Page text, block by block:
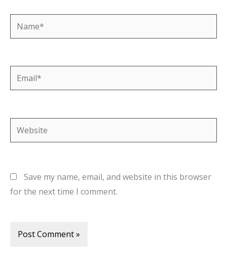
Name*
Email*
Website
Save my name, email, and website in this browser
for the next time I comment.